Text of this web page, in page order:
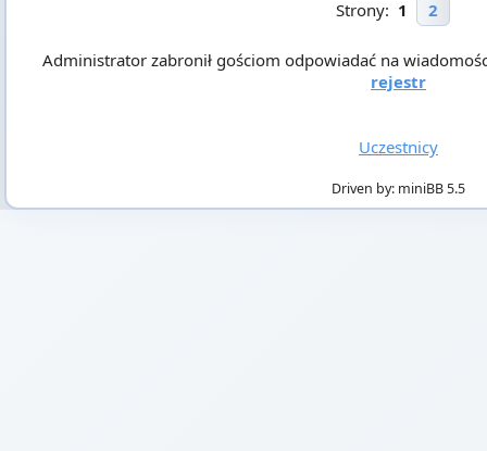
Strony: 1 2
Administrator zabronił gościom odpowiadać na
rejestr
Uczestnicy
Driven by: miniBB 5.5